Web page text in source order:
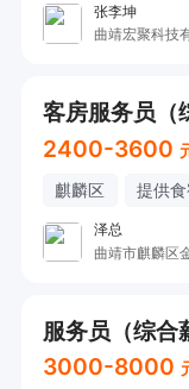
张李坤
曲靖宏聚科技
客房服务员
2400-3600
麒麟区 提供
泽总
曲靖市麒麟区
服务员（综
3000-8000